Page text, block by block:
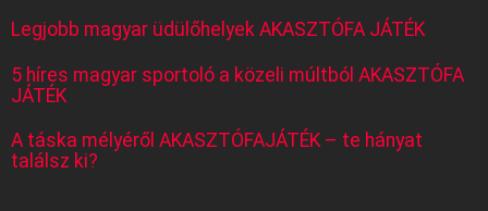
Legjobb magyar üdülőhelyek AKASZTÓFA JÁTÉK
5 híres magyar sportoló a közeli múltból AKASZTÓFA
JÁTÉK
A táska mélyéről AKASZTÓFAJÁTÉK – te hányat
találsz ki?